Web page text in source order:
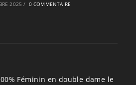
2025 / 0 COMMENTAIRE
Féminin en double dame le